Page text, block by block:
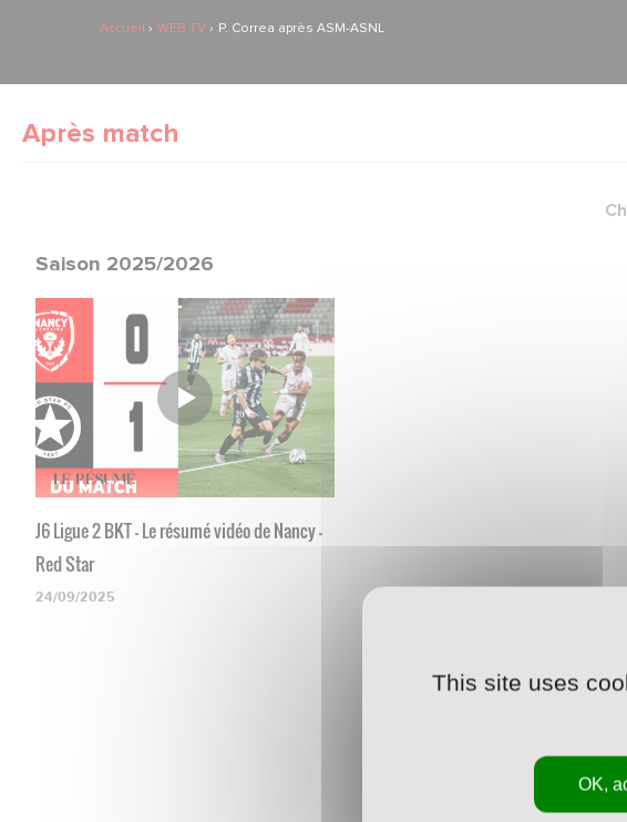
Accueil WEB TV P. Correa après ASM-ASNL
Après match
Saison 2025/2026
J6 Ligue 2 BKT - Le résumé vidéo de Nancy -
Red Star
24/09/2025
This site uses
OK,